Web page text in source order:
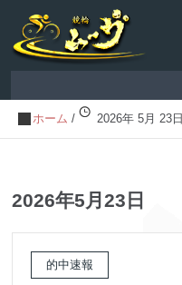
ホーム / 2026年 5月 23日
2026年5月23日
的中速報